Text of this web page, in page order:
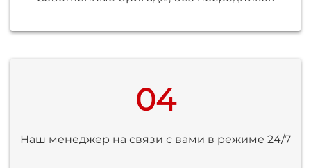
04
Наш менеджер на связи с вами в режиме 24/7